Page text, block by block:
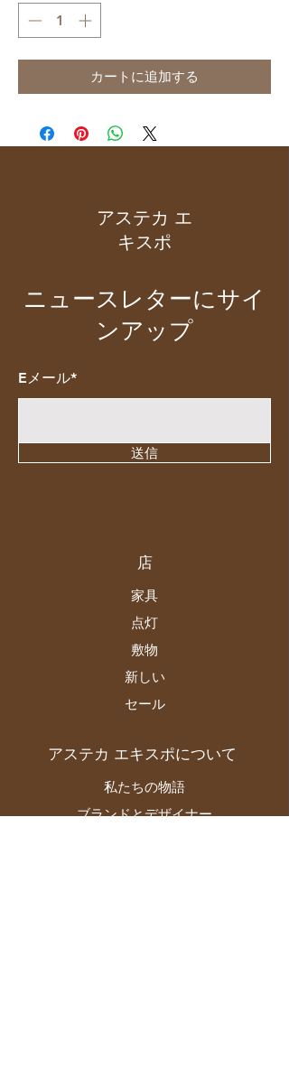
カートに追加する
アステカ エ
キスポ
ニュースレターにサイ
ンアップ
Eメール*
送信
店
家具
点灯
敷物
新しい
セール
アステカ エキスポについて
私たちの物語
ブランドとデザイナー